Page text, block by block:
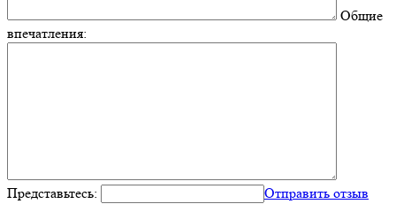
Общие
впечатления:
Представьтесь: Отправить отзыв